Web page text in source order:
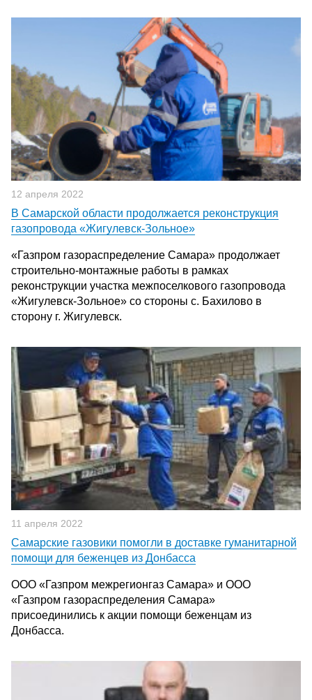
12 апреля 2022
В Самарской области продолжается реконструкция
газопровода «Жигулевск-Зольное»
«Газпром газораспределение Самара» продолжает
строительно-монтажные работы в рамках
реконструкции участка межпоселкового газопровода
«Жигулевск-Зольное» со стороны с. Бахилово в
сторону г. Жигулевск.
11 апреля 2022
Самарские газовики помогли в доставке гуманитарной
помощи для беженцев из Донбасса
ООО «Газпром межрегионгаз Самара» и ООО
«Газпром газораспределения Самара»
присоединились к акции помощи беженцам из
Донбасса.